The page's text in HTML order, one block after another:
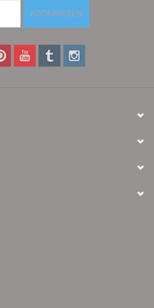
wieder aufgefrischt.
dies wünschen geben Sie dies
ABONNIEREN